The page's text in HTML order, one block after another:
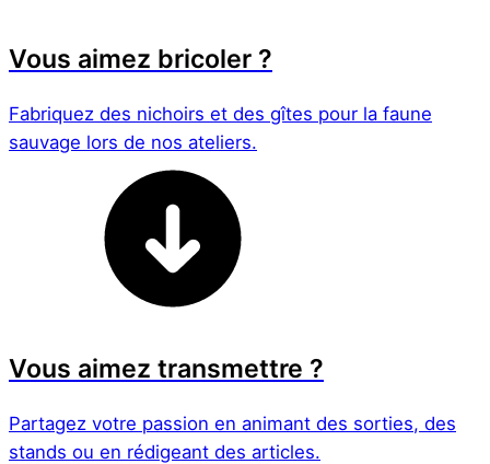
Vous aimez bricoler ?
Fabriquez des nichoirs et des gîtes pour la faune
sauvage lors de nos ateliers.
Vous aimez transmettre ?
Partagez votre passion en animant des sorties, des
stands ou en rédigeant des articles.